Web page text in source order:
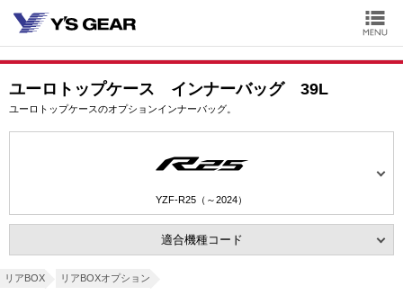
ユーロトップケース インナーバッグ 39L
ユーロトップケースのオプションインナーバッグ。
YZF-R25（～2024）
適合機種コード
リアBOX リアBOXオプション